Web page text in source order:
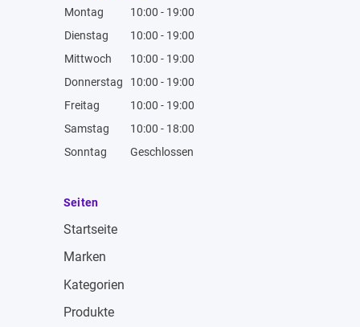
Montag
10:00 - 19:00
Dienstag
10:00 - 19:00
Mittwoch
10:00 - 19:00
Donnerstag
10:00 - 19:00
Freitag
10:00 - 19:00
Samstag
10:00 - 18:00
Sonntag
Geschlossen
Seiten
Startseite
Marken
Kategorien
Produkte